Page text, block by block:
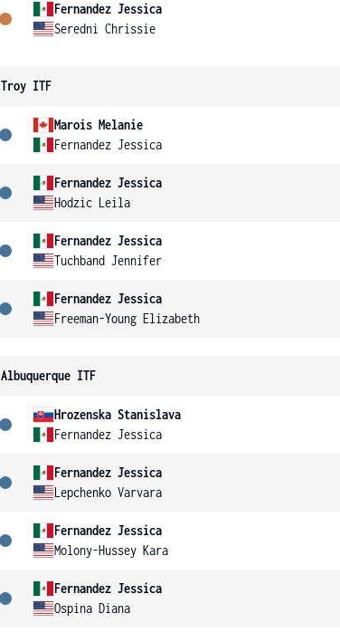
Fernandez Jessica
Seredni Chrissie
Troy ITF
Marois Melanie
Fernandez Jessica
Fernandez Jessica
Hodzic Leila
Fernandez Jessica
Tuchband Jennifer
Fernandez Jessica
Freeman-Young Elizabeth
Albuquerque ITF
Hrozenska Stanislava
Fernandez Jessica
Fernandez Jessica
Lepchenko Varvara
Fernandez Jessica
Molony-Hussey Kara
Fernandez Jessica
Ospina Diana